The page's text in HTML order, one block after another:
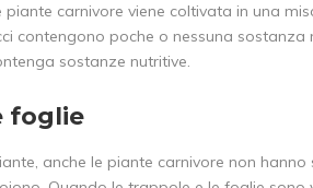
carnivore viene coltivata in una
contengono poche o nessuna
sostanze nutritive.
foglie
anche le piante carnivore non